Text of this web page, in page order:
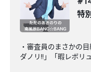
特
・審査員のまさかの
ダノリ!!」「暇レボリ